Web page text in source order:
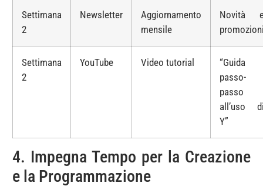
Settimana
2
Newsletter
Aggiornamento
mensile
Novità
Settimana
2
YouTube Video tutorial
“Guida
passo-
passo
all’uso
Y”
4. Impegna Tempo per la Creazione
e la Programmazione